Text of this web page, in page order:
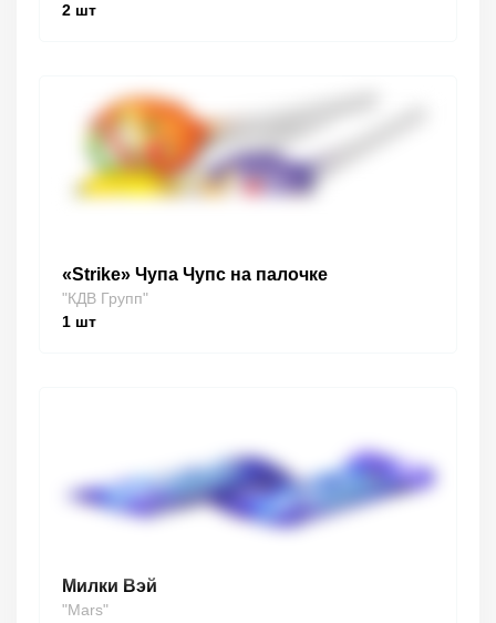
2 шт
«Strike» Чупа Чупс на палочке
"КДВ Групп"
1 шт
Милки Вэй
"Mars"